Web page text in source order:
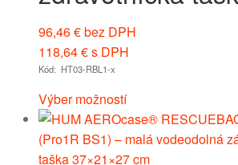
96,46€bez DPH
118,64€s DPH
Kód: HT03-RBL1-x
Výber možností